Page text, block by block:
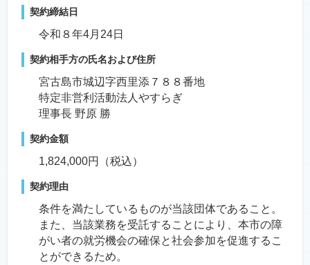
契約締結日
令和８年4月24日
契約相手方の氏名および住所
宮古島市城辺字西里添７８８番地
特定非営利活動法人やすらぎ
理事長 野原 勝
契約金額
1,824,000円（税込）
契約理由
条件を満たしているものが当該団体であること。
また、当該業務を受託することにより、本市の障
がい者の就労機会の確保と社会参加を促進するこ
とができるため。